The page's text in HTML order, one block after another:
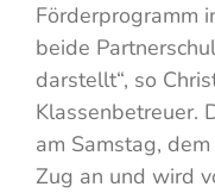
Förderprogramm
beide
darstellt“, so
Klassenbetreuer.
am Samstag,
Zug an und wird